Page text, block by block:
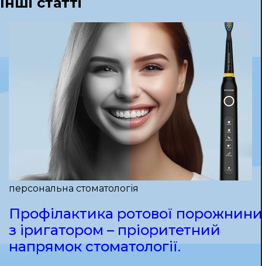
персональна стоматологія
Профілактика ротової порожнини
з іригатором – пріоритетний
напрямок стоматології.